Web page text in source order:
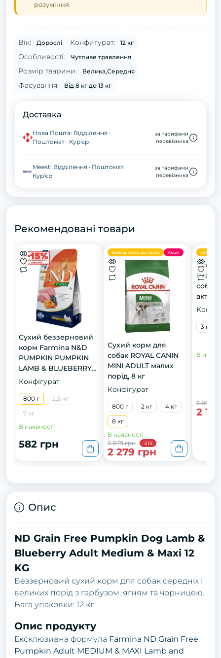
розуміння.
Вік: Дорослі Конфигурат: 12 кг
Особливості: Чутливе травлення
Розмір тварини: Велика,Середня
Фасування: Від 8 кг до 13 кг
Доставка
Нова Пошта: Відділення ·
Поштомат · Кур'єр
за тарифами
перевізника
Meest: Відділення · Поштомат ·
Кур'єр
за тарифами
перевізника
Рекомендовані товари
Сухий беззерновий
корм Farmina N&D
PUMPKIN PUMPKIN
LAMB & BLUEBERRY
MINI для собак малих
чорниця. 800г
Конфігурат
800 г
2,5 кг
7 кг
В наявності
582 грн
Безкоштовна доставка Акція
Сухий корм для
собак ROYAL CANIN
MINI ADULT малих
порід, 8 кг
Конфігурат
800 г 2 кг
4 кг
8 кг
В наявності
2 879 грн
-21%
2 279 грн
собак
15 кг
3 кг
В
2 899
2
Опис
ND Grain Free Pumpkin Dog Lamb &
Blueberry Adult Medium & Maxi 12
KG
Беззерновий сухий корм для собак середніх і
великих порід з гарбузом, ягням та чорницею.
Вага упаковки: 12 кг.
Опис продукту
Ексклюзивна формула Farmina ND Grain Free
Pumpkin Adult MEDIUM & MAXI Lamb and